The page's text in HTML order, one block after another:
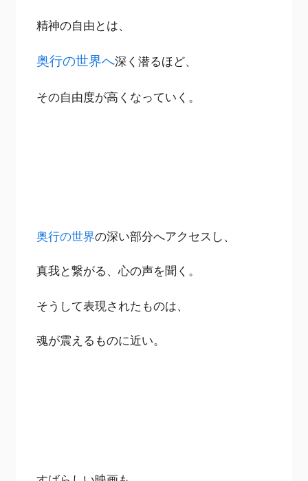
精神の自由とは、
奥行の世界へ深く潜るほど、
その自由度が高くなっていく。
奥行の世界の深い部分へアクセスし、
真我と繋がる、心の声を聞く。
そうして表現されたものは、
魂が震えるものに近い。